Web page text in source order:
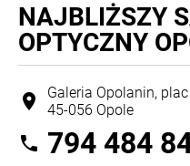
NAJBLIŻSZY
OPTYCZNY
location_on
Galeria Opolanin,
45-056 Opole
phone 794 484